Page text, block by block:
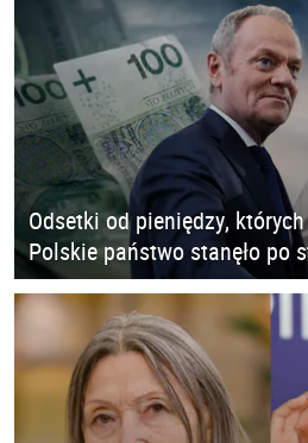
Odsetki od pieniędzy,
Polskie państwo stanęło po